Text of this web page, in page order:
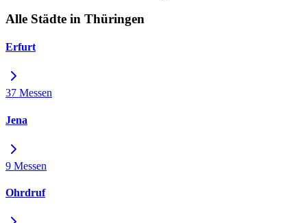
Alle Städte in Thüringen
Erfurt
37 Messen
Jena
9 Messen
Ohrdruf